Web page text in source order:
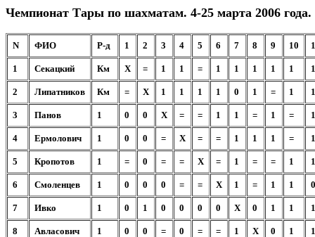
Чемпионат Тары по шахматам. 4-25 марта 2006 года.
N ФИО Р-д 1 2 3 4 5 6 7 8 9 10
1 Секацкий Км X = 1 1 = 1 1 1 1 1 1
2 Липатников Км = X 1 1 1 1 0 1 = 1 1
3 Панов 1 0 0 X = = 1 1 = 1 = 1
4 Ермолович 1 0 0 = X = = 1 1 1 = 1
5 Кропотов 1 = 0 = = X = 1 = = 1 1
6 Смоленцев 1 0 0 0 = = X 1 = 1 1 0
7 Ивко 1 0 1 0 0 0 0 X 0 1 1 1
8 Авласович 1 0 0 = 0 = = 1 X 0 1 1